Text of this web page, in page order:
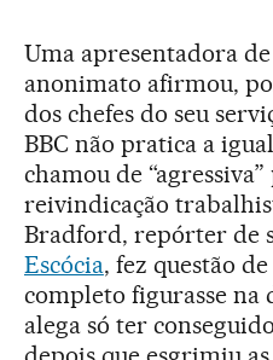
Uma apresentadora
anonimato afirmou,
dos chefes do seu
BBC não pratica a
chamou de
reivindicação
Bradford, repórter de
Escócia, fez questão
completo figurasse na
alega só ter